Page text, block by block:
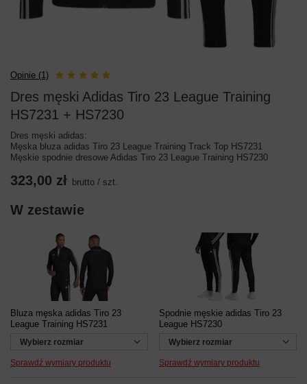
Opinie (1)
Dres męski Adidas Tiro 23 League Training
HS7231 + HS7230
Dres męski adidas:
Męska bluza adidas Tiro 23 League Training Track Top HS7231
Męskie spodnie dresowe Adidas Tiro 23 League Training HS7230
323,00 zł brutto / szt.
W zestawie
Bluza męska adidas Tiro 23
League Training HS7231
Wybierz rozmiar
Sprawdź wymiary produktu
Spodnie męskie adidas Tiro 23
League HS7230
Wybierz rozmiar
Sprawdź wymiary produktu